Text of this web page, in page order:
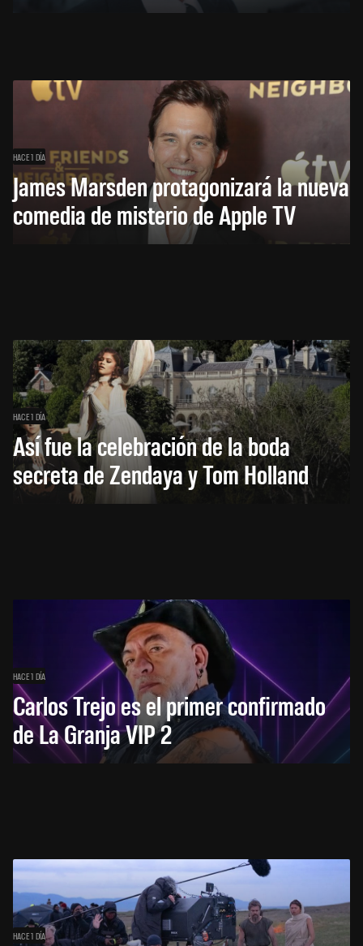
HACE 1 DÍA
James Marsden protagonizará la nueva
comedia de misterio de Apple TV
HACE 1 DÍA
Así fue la celebración de la boda
secreta de Zendaya y Tom Holland
HACE 1 DÍA
Carlos Trejo es el primer confirmado
de La Granja VIP 2
HACE 1 DÍA